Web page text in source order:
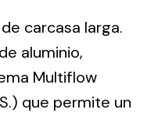
into the group
products for
carcasa larga.
aluminio,
Multiflow
que permite un